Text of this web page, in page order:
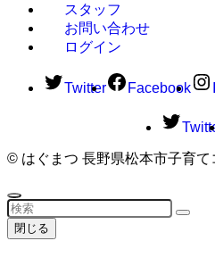
スタッフ
お問い合わせ
ログイン
Twitter Facebook
© はぐまつ 長野県松本市子育
閉じる